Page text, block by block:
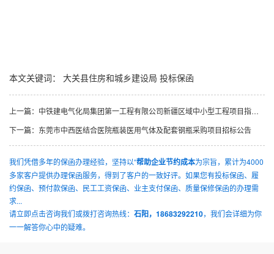
本文关键词： 大关县住房和城乡建设局 投标保函
上一篇： 中铁建电气化局集团第一工程有限公司新疆区域中小型工程项目指挥部第二批物资设备采购竞争性谈判公告
下一篇： 东莞市中西医结合医院瓶装医用气体及配套钢瓶采购项目招标公告
我们凭借多年的保函办理经验，坚持以“帮助企业节约成本为宗旨，累计为4000
多家客户提供办理保函服务，得到了客户的一致好评。如果您有投标保函、履
约保函、预付款保函、民工工资保函、业主支付保函、质量保修保函的办理需
求...
请立即点击咨询我们或拨打咨询热线： 石阳，18683292210，我们会详细为你
一一解答你心中的疑难。